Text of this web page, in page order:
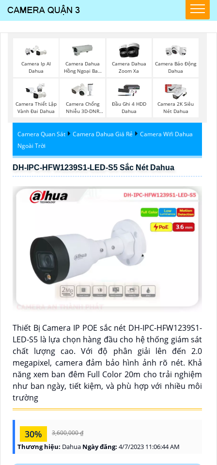
Camera Ip AI
Dahua
Camera Dahua
Hồng Ngoại Ban
Camera Dahua
Zoom Xa
Camera Báo Động
Dahua
Camera Thiết Lập
Vành Đai Dahua
Camera Chống
Nhiễu 3D-DNR
Đầu Ghi 4 HDD
Dahua
Camera 2K Siêu
Nét Dahua
Camera Quan Sát Camera Dahua Giá Rẻ
Camera Wifi Dahua
Ngoài Trời
DH-IPC-HFW1239S1-LED-S5 Sắc Nét Dahua
Thiết Bị Camera IP POE sắc nét DH-IPC-HFW1239S1-
LED-S5 là lựa chọn hàng đầu cho hệ thống giám sát
chất lượng cao. Với độ phân giải lên đến 2.0
megapixel, camera đảm bảo hình ảnh rõ nét. Khả
năng xem ban đêm Full Color 20m cho trải nghiệm
như ban ngày, tiết kiệm, và phù hợp với nhiều môi
trường
30% 3,600,000 ₫
Thương hiệu: Dahua Ngày đăng: 4/7/2023 11:06:44 AM